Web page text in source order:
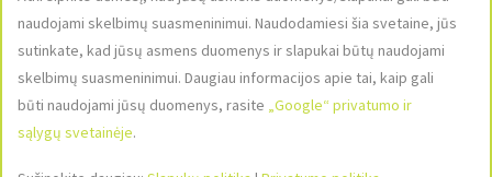
Socialiniai tinklai
Sekite mus socialiniuose tinkluose ir sužinokite apie naujausias
prekes ir akcijas!
Paveikslėlis
Paveikslėlis
naudojami skelbimų suasmeninimui. Naudodamiesi šia svetaine, jūs
sutinkate, kad jūsų asmens duomenys ir slapukai būtų naudojami
skelbimų suasmeninimui. Daugiau informacijos apie tai, kaip gali
būti naudojami jūsų duomenys, rasite „Google“ privatumo ir
sąlygų svetainėje.